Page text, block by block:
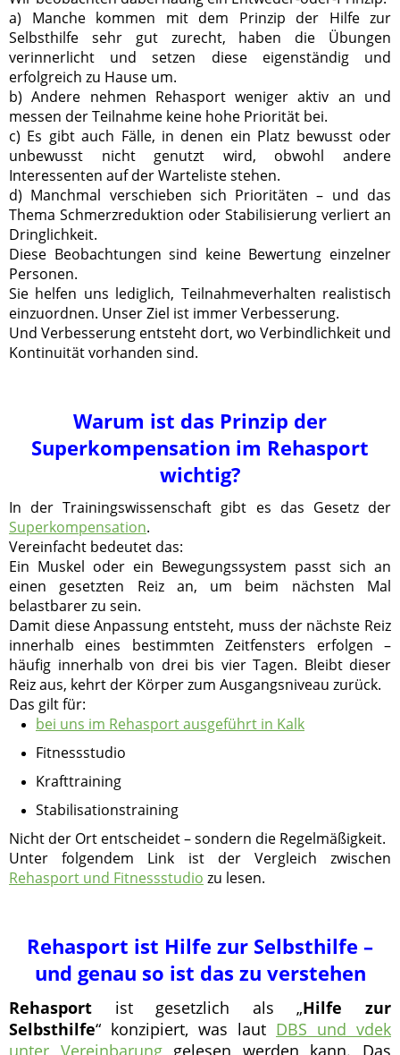
a) Manche kommen mit dem Prinzip der Hilfe zur
Selbsthilfe sehr gut zurecht, haben die Übungen
verinnerlicht und setzen diese eigenständig und
erfolgreich zu Hause um.
b) Andere nehmen Rehasport weniger aktiv an und
messen der Teilnahme keine hohe Priorität bei.
c) Es gibt auch Fälle, in denen ein Platz bewusst oder
unbewusst nicht genutzt wird, obwohl andere
Interessenten auf der Warteliste stehen.
d) Manchmal verschieben sich Prioritäten – und das
Thema Schmerzreduktion oder Stabilisierung verliert an
Dringlichkeit.
Diese Beobachtungen sind keine Bewertung einzelner
Personen.
Sie helfen uns lediglich, Teilnahmeverhalten realistisch
einzuordnen. Unser Ziel ist immer Verbesserung.
Und Verbesserung entsteht dort, wo Verbindlichkeit und
Kontinuität vorhanden sind.
Warum ist das Prinzip der
Superkompensation im Rehasport
wichtig?
In der Trainingswissenschaft gibt es das Gesetz der
Superkompensation.
Vereinfacht bedeutet das:
Ein Muskel oder ein Bewegungssystem passt sich an
einen gesetzten Reiz an, um beim nächsten Mal
belastbarer zu sein.
Damit diese Anpassung entsteht, muss der nächste Reiz
innerhalb eines bestimmten Zeitfensters erfolgen –
häufig innerhalb von drei bis vier Tagen. Bleibt dieser
Reiz aus, kehrt der Körper zum Ausgangsniveau zurück.
Das gilt für:
bei uns im Rehasport ausgeführt in Kalk
Fitnessstudio
Krafttraining
Stabilisationstraining
Nicht der Ort entscheidet – sondern die Regelmäßigkeit.
Unter folgendem Link ist der Vergleich zwischen
Rehasport und Fitnessstudio zu lesen.
Rehasport ist Hilfe zur Selbsthilfe –
und genau so ist das zu verstehen
Rehasport ist gesetzlich als „Hilfe zur
Selbsthilfe“ konzipiert, was laut DBS und vdek
unter Vereinbarunggelesen werden kann. Das